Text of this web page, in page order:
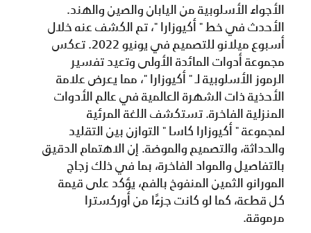
الأجواء الأسلوبية من اليابان والصين والهند.
الأحدث في خط " أكيوزارا "، تم الكشف عنه خلال
أسبوع ميلانو للتصميم في يونيو 2022. تعكس
مجموعة أدوات المائدة الأولى وتعيد تفسير
الرموز الأسلوبية لـ " أكيوزارا "، مما يعرض علامة
الأحذية ذات الشهرة العالمية في عالم الأدوات
المنزلية الفاخرة. تستكشف اللغة المرئية
لمجموعة " أكيوزارا كاسا " التوازن بين التقليد
والحداثة، والتصميم والموضة. إن الاهتمام الدقيق
بالتفاصيل والمواد الفاخرة، بما في ذلك زجاج
المورانو الثمين المنفوخ بالفم، يؤكد على قيمة
كل قطعة، كما لو كانت جزءًا من أوركسترا
مرموقة.